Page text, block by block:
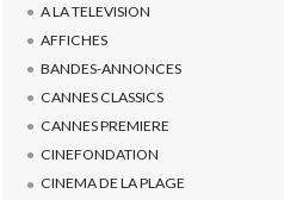
A LA TELEVISION
AFFICHES
BANDES-ANNONCES
CANNES CLASSICS
CANNES PREMIERE
CINEFONDATION
CINEMA DE LA PLAGE